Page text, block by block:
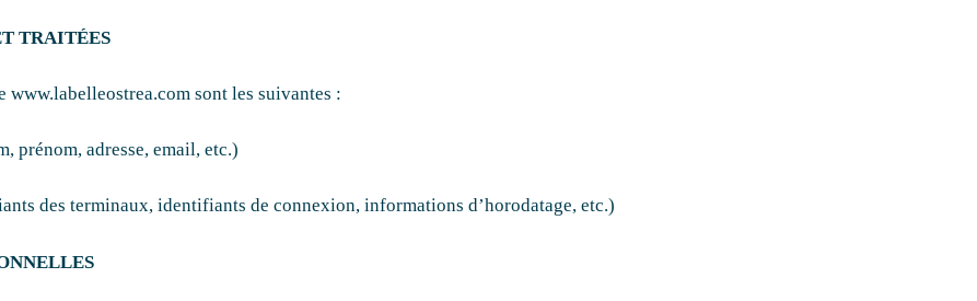
TRAITÉES
www.labelleostrea.com sont les suivantes :
prénom, adresse, email, etc.)
des terminaux, identifiants de connexion, informations d’horodatage, etc.)